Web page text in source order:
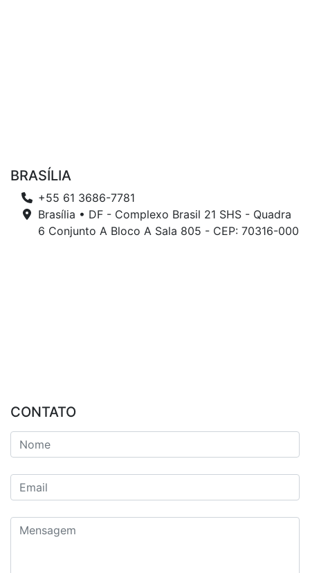
BRASÍLIA
+55 61 3686-7781
Brasília • DF - Complexo Brasil 21 SHS - Quadra
6 Conjunto A Bloco A Sala 805 - CEP: 70316-000
CONTATO